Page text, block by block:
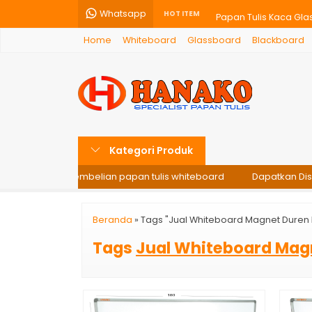
Whatsapp HOT ITEM Papan Tulis Kaca
Softboard Hanako
Papan Tulis Kaca
Papan Tulis
Home Whiteboard Glassboard Blackboard
Kategori Produk
di setiap pembelian papan tulis whiteboard Dapatkan
Beranda » Tags "Jual Whiteboard Magnet Duren
Tags Jual Whiteboard